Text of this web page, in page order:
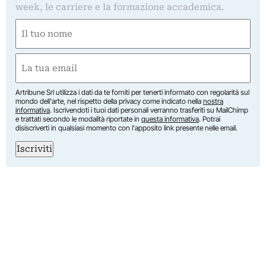
week, le carriere e la formazione accademica.
(Obbligatorio)
(Obbligatorio)
Artribune Srl utilizza i dati da te forniti per tenerti informato con regolarità sul
mondo dell'arte, nel rispetto della privacy come indicato nella nostra
informativa. Iscrivendoti i tuoi dati personali verranno trasferiti su MailChimp
e trattati secondo le modalità riportate in questa informativa. Potrai
disiscriverti in qualsiasi momento con l'apposito link presente nelle email.
Iscriviti